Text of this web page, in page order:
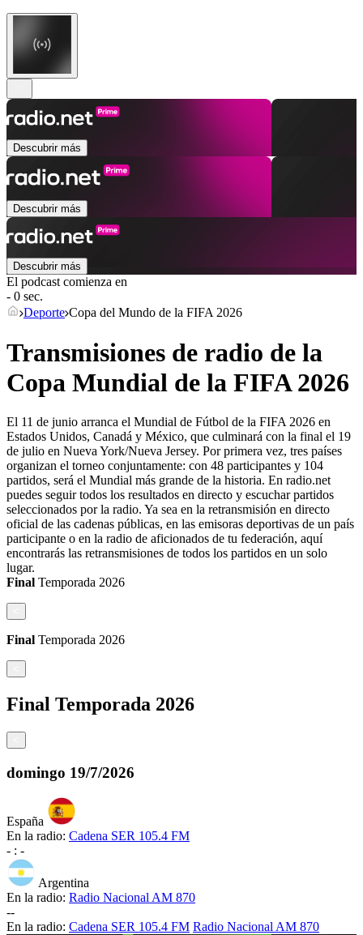
Descubrir más
Descubrir más
Descubrir más
El podcast comienza en
- 0 sec.
Deporte Copa del Mundo de la FIFA 2026
Transmisiones de radio de la
Copa Mundial de la FIFA 2026
El 11 de junio arranca el Mundial de Fútbol de la FIFA 2026 en
Estados Unidos, Canadá y México, que culminará con la final el 19
de julio en Nueva York/Nueva Jersey. Por primera vez, tres países
organizan el torneo conjuntamente: con 48 participantes y 104
partidos, será el Mundial más grande de la historia. En radio.net
puedes seguir todos los resultados en directo y escuchar partidos
seleccionados por la radio. Ya sea en la retransmisión en directo
oficial de las cadenas públicas, en las emisoras deportivas de un país
participante o en la radio de aficionados de tu federación, aquí
encontrarás las retransmisiones de todos los partidos en un solo
lugar.
Final Temporada 2026
Final Temporada 2026
Final Temporada 2026
domingo 19/7/2026
España
En la radio: Cadena SER 105.4 FM
- : -
Argentina
En la radio: Radio Nacional AM 870
--
En la radio: Cadena SER 105.4 FM Radio Nacional AM 870